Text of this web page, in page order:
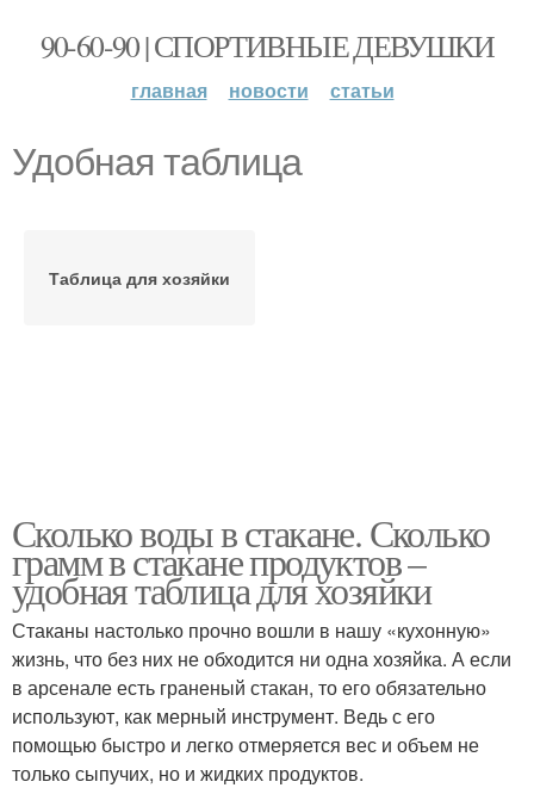
90-60-90 | СПОРТИВНЫЕ ДЕВУШКИ
главная новости статьи
Удобная таблица
Таблица для хозяйки
Сколько воды в стакане. Сколько
грамм в стакане продуктов –
удобная таблица для хозяйки
Стаканы настолько прочно вошли в нашу «кухонную»
жизнь, что без них не обходится ни одна хозяйка. А если
в арсенале есть граненый стакан, то его обязательно
используют, как мерный инструмент. Ведь с его
помощью быстро и легко отмеряется вес и объем не
только сыпучих, но и жидких продуктов.